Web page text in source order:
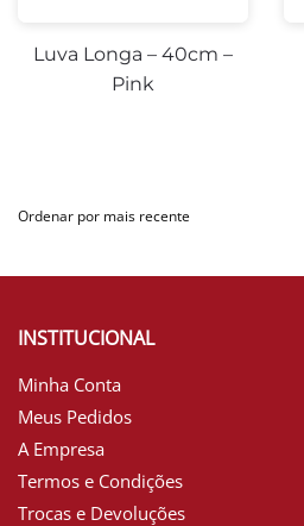
Luva Longa – 40cm –
Pink
INSTITUCIONAL
Minha Conta
Meus Pedidos
A Empresa
Termos e Condições
Trocas e Devoluções